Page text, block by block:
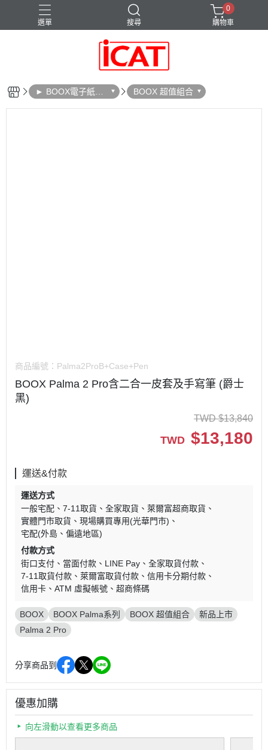
選單 搜尋
平板電腦
筆記型電腦
0
購物車
► BOOX電子紙設
備
BOOX 超值組合
商品編號： Palma2ProB+Case+Pen
BOOX Palma 2 Pro含二合一皮套及手寫筆 (爵士
黑)
TWD $13,840
TWD $13,180
運送&付款
運送方式
一般宅配
7-11取貨 全家取貨
萊爾富超商取貨
實體門市取貨
現場購買專用(光華門市)
宅配(外島、偏遠地區)
付款方式
街口支付
當面付款 LINE Pay
全家取貨付款
7-11取貨付款
萊爾富取貨付款
信用卡分期付款
信用卡
ATM 虛擬帳號 超商條碼
BOOX BOOX Palma系列 BOOX 超值組合
新品上市
Palma 2 Pro
分享商品到
優惠加購
向左滑動以查看更多商品